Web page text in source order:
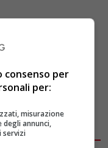
per
per:
misurazione
degli annunci,
servizi